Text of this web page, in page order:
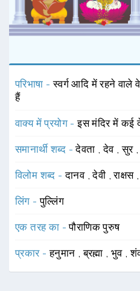
परिभाषा -स्वर्ग आदि में रहने वाले
हैं
वाक्य में प्रयोग -इस मंदिर में कई
समानार्थी शब्द -देवता ,देव ,सुर
विलोम शब्द -दानव ,देवी ,राक्षस
लिंग -पुल्लिंग
एक तरह का -पौराणिक पुरुष
प्रकार -हनुमान ,ब्रह्मा ,भुव ,